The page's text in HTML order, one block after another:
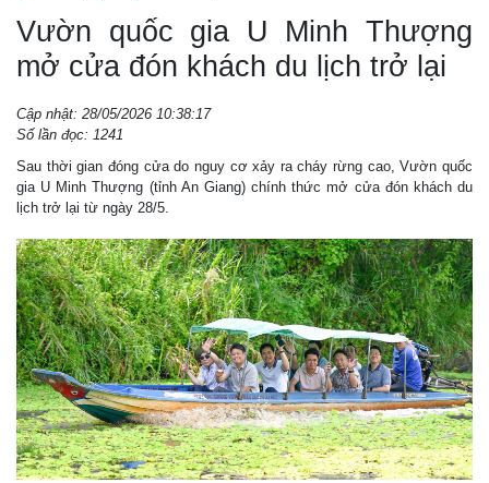
Vườn quốc gia U Minh Thượng
mở cửa đón khách du lịch trở lại
Cập nhật: 28/05/2026 10:38:17
Số lần đọc: 1241
Sau thời gian đóng cửa do nguy cơ xảy ra cháy rừng cao, Vườn quốc
gia U Minh Thượng (tỉnh An Giang) chính thức mở cửa đón khách du
lịch trở lại từ ngày 28/5.